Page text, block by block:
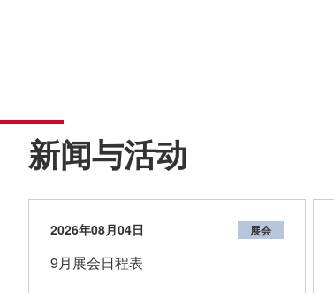
新闻与活动
2026年08月04日 展会
9月展会日程表